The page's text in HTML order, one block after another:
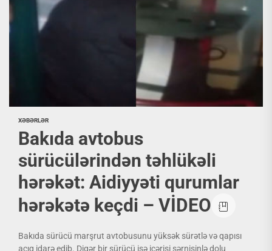
XƏBƏRLƏR
Bakıda avtobus
sürücülərindən təhlükəli
hərəkət: Aidiyyəti qurumlar
hərəkətə keçdi – VİDEO
Bakıda sürücü marşrut avtobusunu yüksək sürətlə və qapısı
açıq idarə edib. Digər bir sürücü isə içərisi sərnişinlə dolu